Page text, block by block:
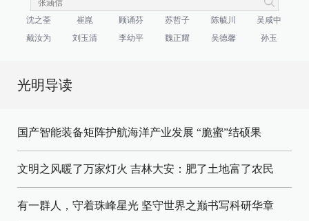
沈之荃 崔崑 顾诵芬 苏哲子 陈毓川
吴咸中
戴汝为
刘玉清 李幼平 魏正耀 吴德馨 孙玉
光明导读
国产智能装备矩阵护航海洋产业发展 “脆蜜”结硕果
文明之风暖了万家灯火 吉林大安：肥了土地富了农民
有一群人，守着珠峰星光 坚守世界之巅书写科研华章